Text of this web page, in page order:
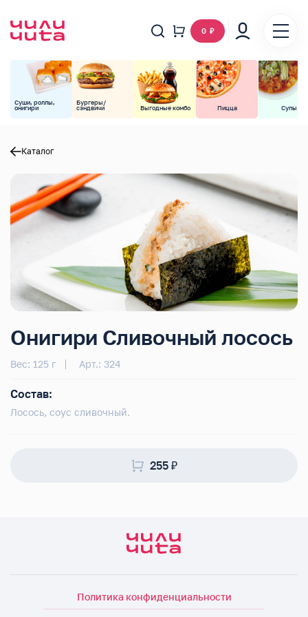
Суши, роллы,
онигири
Бургеры/
сэндвичи Выгодные комбо Пицца Супы
0 ₽
Каталог
Онигири Сливочный лосось
Вес: 125 г Арт.: 324
Состав:
Лосось, соус сливочный.
255 ₽
Политика конфиденциальности